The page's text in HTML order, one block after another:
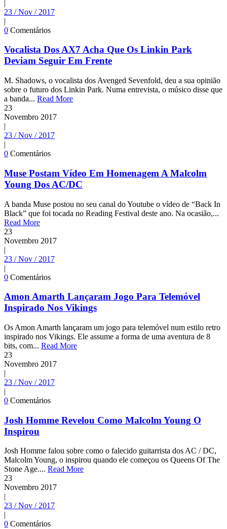
23 / Nov / 2017
|
0 Comentários
Vocalista Dos AX7 Acha Que Os Linkin Park
Deviam Seguir Em Frente
M. Shadows, o vocalista dos Avenged Sevenfold, deu a sua opinião
sobre o futuro dos Linkin Park. Numa entrevista, o músico disse que
a banda... Read More
23
Novembro 2017
|
23 / Nov / 2017
|
0 Comentários
Muse Postam Vídeo Em Homenagem A Malcolm
Young Dos AC/DC
A banda Muse postou no seu canal do Youtube o vídeo de “Back In
Black” que foi tocada no Reading Festival deste ano. Na ocasião,...
Read More
23
Novembro 2017
|
23 / Nov / 2017
|
0 Comentários
Amon Amarth Lançaram Jogo Para Telemóvel
Inspirado Nos Vikings
Os Amon Amarth lançaram um jogo para telemóvel num estilo retro
inspirado nos Vikings. Ele assume a forma de uma aventura de 8
bits, com... Read More
23
Novembro 2017
|
23 / Nov / 2017
|
0 Comentários
Josh Homme Revelou Como Malcolm Young O
Inspirou
Josh Homme falou sobre como o falecido guitarrista dos AC / DC,
Malcolm Young, o inspirou quando ele começou os Queens Of The
Stone Age.... Read More
23
Novembro 2017
|
23 / Nov / 2017
|
0 Comentários